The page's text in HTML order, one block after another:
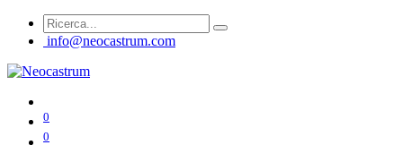
info@neocastrum.com
0
0